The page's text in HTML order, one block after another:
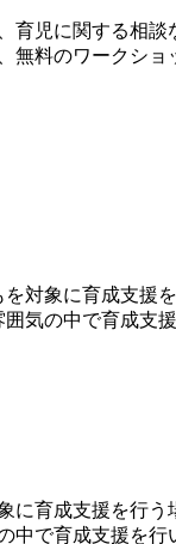
児に関する相談
無料のワークショ
対象に育成支援
気の中で育成支援
育成支援を行う
中で育成支援を行